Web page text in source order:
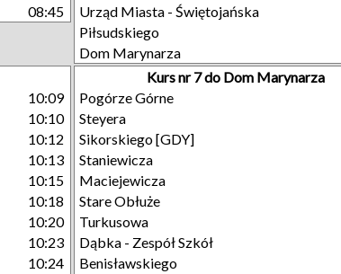
08:45
Urząd Miasta - Świętojańska
Piłsudskiego
Dom Marynarza
10:09
10:10
10:12
10:13
10:15
10:18
10:20
10:23
10:24
Kurs nr 7 do Dom Marynarza
Pogórze Górne
Steyera
Sikorskiego [GDY]
Staniewicza
Maciejewicza
Stare Obłuże
Turkusowa
Dąbka - Zespół Szkół
Benisławskiego